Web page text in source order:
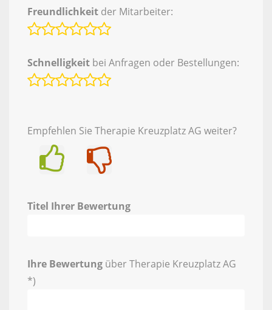
Freundlichkeit der Mitarbeiter:
Schnelligkeit bei Anfragen oder Bestellungen:
Empfehlen Sie Therapie Kreuzplatz AG weiter?
Titel Ihrer Bewertung
Ihre Bewertung über Therapie Kreuzplatz AG
*)